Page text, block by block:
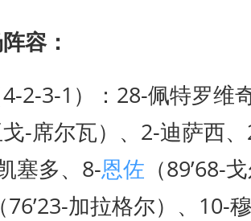
容：
4-2-3-1）：28-佩特罗
戈-席尔瓦）、2-迪萨西
塞多、8-恩佐 （89’68-
加拉格尔）、10-